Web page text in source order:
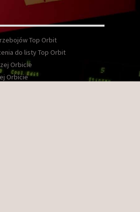
Top Orbit
do listy Top Orbit
Orbicie
Orbicie